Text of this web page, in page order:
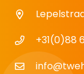
+31(0)88